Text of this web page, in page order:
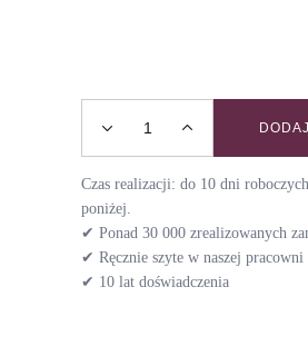
Obroża dla chartów
Czas realizacji: do 10 dni
poniżej.
✔ Ponad 30 000 zrealizowanych
✔ Ręcznie szyte w naszej
✔ 10 lat doświadczenia